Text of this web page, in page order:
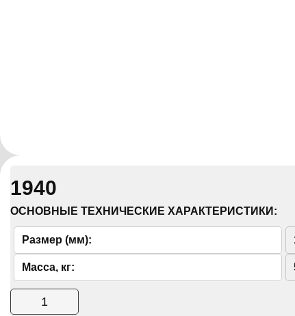
1940
ОСНОВНЫЕ ТЕХНИЧЕСКИЕ ХАРАКТЕРИСТИКИ:
Размер (мм):
Масса, кг: